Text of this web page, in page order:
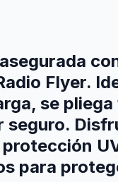
Flyer.
se
seguro.
para